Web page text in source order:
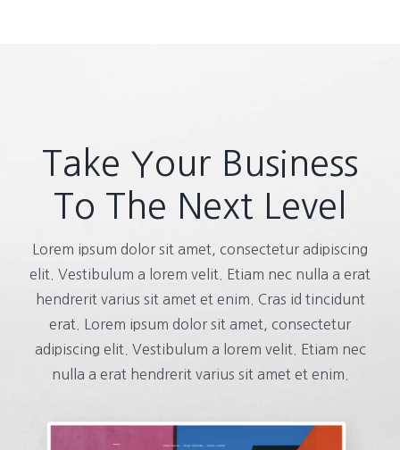
Take Your Business
To The Next Level
Lorem ipsum dolor sit amet, consectetur adipiscing
elit. Vestibulum a lorem velit. Etiam nec nulla a erat
hendrerit varius sit amet et enim. Cras id tincidunt
erat. Lorem ipsum dolor sit amet, consectetur
adipiscing elit. Vestibulum a lorem velit. Etiam nec
nulla a erat hendrerit varius sit amet et enim.